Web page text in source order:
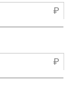
₽
₽